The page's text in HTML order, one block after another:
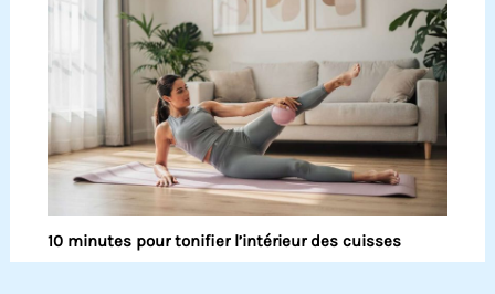
10 minutes pour tonifier l’intérieur des cuisses